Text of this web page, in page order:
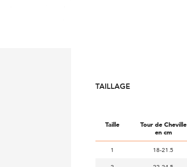
TAILLAGE
Taille Tour de Cheville
en cm
1 18-21.5